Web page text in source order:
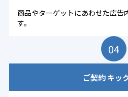
商品やターゲットにあわせた広告
す。
04
ご契約キッ